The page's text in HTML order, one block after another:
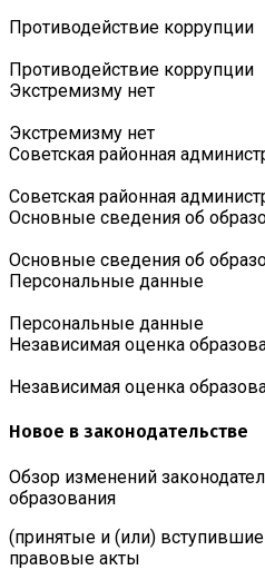
Противодействие коррупции
Противодействие коррупции
Экстремизму нет
Экстремизму нет
Советская районная
Советская районная
Основные сведения об
Основные сведения об
Персональные данные
Персональные данные
Независимая оценка
Независимая оценка
Новое в законодательстве
Обзор изменений
образования
(принятые и (или)
правовые акты